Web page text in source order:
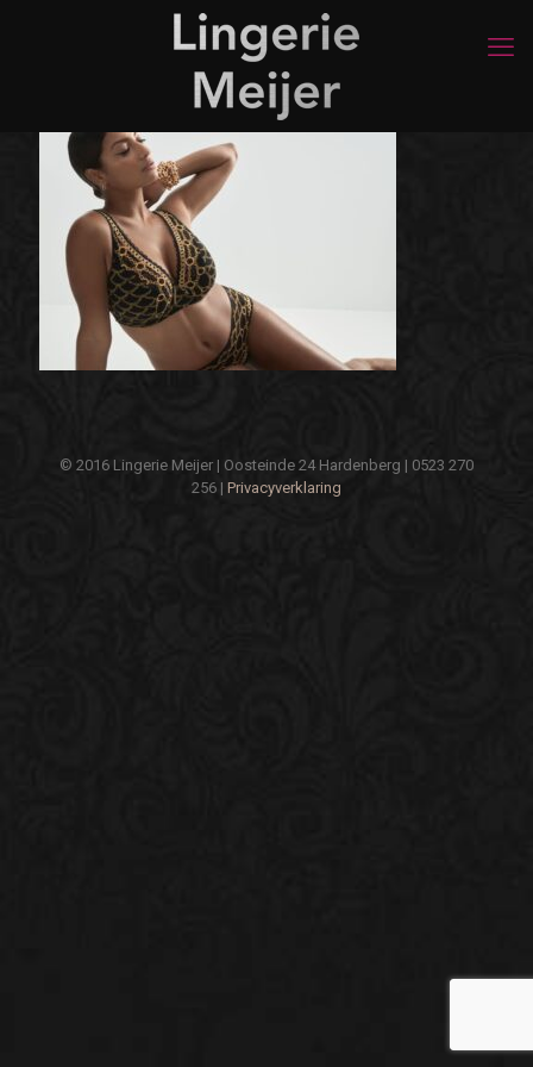
© 2016 Lingerie Meijer | Oosteinde 24 Hardenberg | 0523 270
256 | Privacyverklaring